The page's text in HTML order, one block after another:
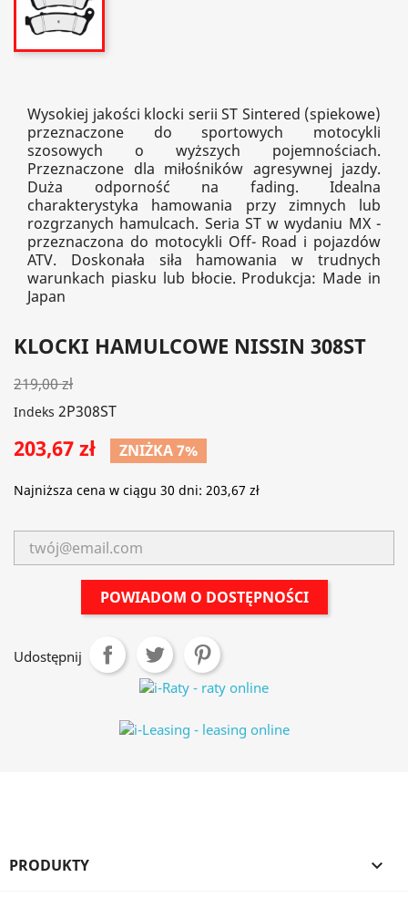
Wysokiej jakości klocki serii ST Sintered (spiekowe)
przeznaczone do sportowych motocykli
szosowych o wyższych pojemnościach.
Przeznaczone dla miłośników agresywnej jazdy.
Duża odporność na fading. Idealna
charakterystyka hamowania przy zimnych lub
rozgrzanych hamulcach. Seria ST w wydaniu MX -
przeznaczona do motocykli Off- Road i pojazdów
ATV. Doskonała siła hamowania w trudnych
warunkach piasku lub błocie. Produkcja: Made in
Japan
KLOCKI HAMULCOWE NISSIN 308ST
219,00 zł
Indeks 2P308ST
203,67 zł ZNIŻKA 7%
Najniższa cena w ciągu 30 dni: 203,67 zł
POWIADOM O DOSTĘPNOŚCI
Udostępnij
PRODUKTY 